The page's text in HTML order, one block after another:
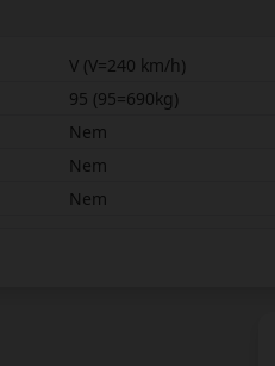
V (V=240 km/h)
95 (95=690kg)
Nem
Nem
Nem